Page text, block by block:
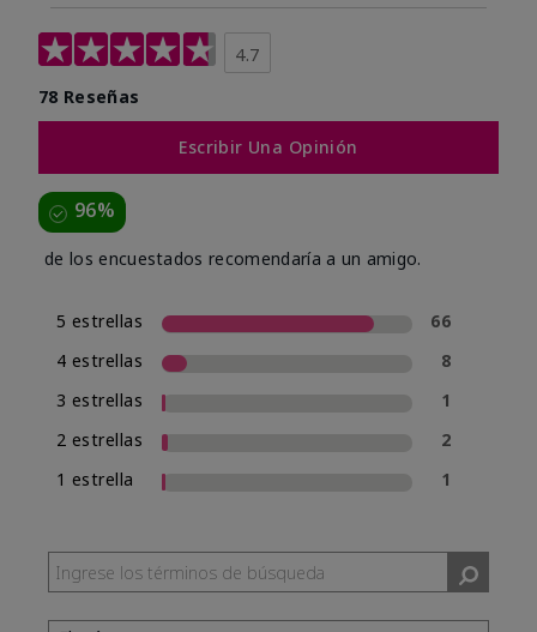
4.7
78 Reseñas
Escribir Una Opinión
96%
de los encuestados recomendaría a un amigo.
5 estrellas
66
4 estrellas
8
3 estrellas
1
2 estrellas
2
1 estrella
1